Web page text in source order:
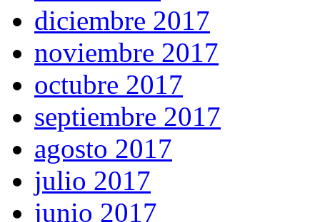
diciembre 2017
noviembre 2017
octubre 2017
septiembre 2017
agosto 2017
julio 2017
junio 2017